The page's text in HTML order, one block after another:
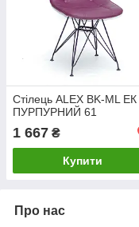
Стілець ALEX BK-ML ЕК
ПУРПУРНИЙ 61
1 667 ₴
Купити
Про нас